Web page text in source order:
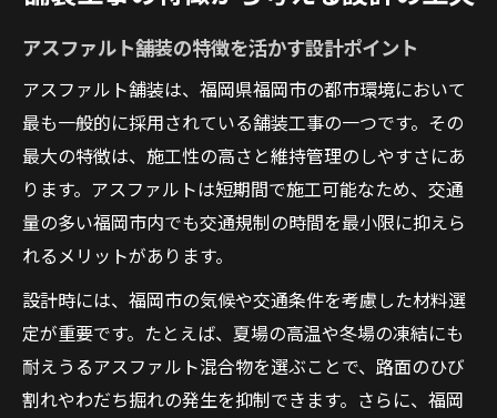
アスファルト舗装の特徴を活かす設計ポイント
アスファルト舗装は、福岡県福岡市の都市環境において
最も一般的に採用されている舗装工事の一つです。その
最大の特徴は、施工性の高さと維持管理のしやすさにあ
ります。アスファルトは短期間で施工可能なため、交通
量の多い福岡市内でも交通規制の時間を最小限に抑えら
れるメリットがあります。
設計時には、福岡市の気候や交通条件を考慮した材料選
定が重要です。たとえば、夏場の高温や冬場の凍結にも
耐えうるアスファルト混合物を選ぶことで、路面のひび
割れやわだち掘れの発生を抑制できます。さらに、福岡